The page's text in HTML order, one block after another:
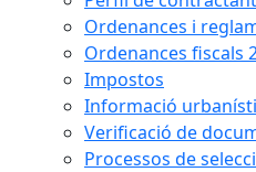
Ordenances i
Ordenances fiscals
Impostos
Informació
Verificació de
Processos de